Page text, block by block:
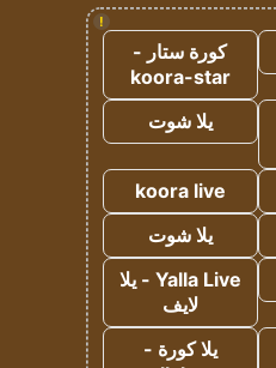
!
كورة ستار -
koora-star
يلا شوت
koora live
يلا شوت
Yalla Live - يلا
لايف
يلا كورة -